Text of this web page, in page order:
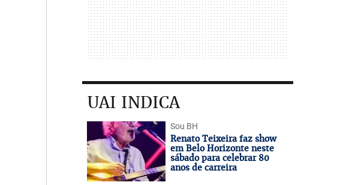
UAI INDICA
Sou BH
Renato Teixeira faz show
em Belo Horizonte neste
sábado para celebrar 80
anos de carreira